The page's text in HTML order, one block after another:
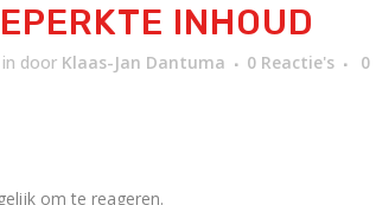
INHOUD
in door Klaas-Jan Dantuma 0 Reactie's 0
om te reageren.